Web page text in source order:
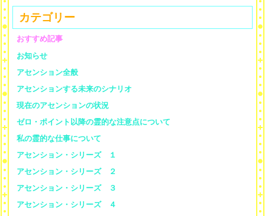
カテゴリー
おすすめ記事
お知らせ
アセンション全般
アセンションする未来のシナリオ
現在のアセンションの状況
ゼロ・ポイント以降の霊的な注意点について
私の霊的な仕事について
アセンション・シリーズ １
アセンション・シリーズ ２
アセンション・シリーズ ３
アセンション・シリーズ ４